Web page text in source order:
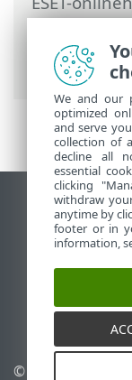
Antivirus>
Hvad er
Vis
End of Life
ESET-
ESET-forum
ESET Status
Regional
© 1992 - 2026
We and our
optimized
and serve
collection of
decline all
essential
clicking
withdraw
anytime by
footer or in
information,